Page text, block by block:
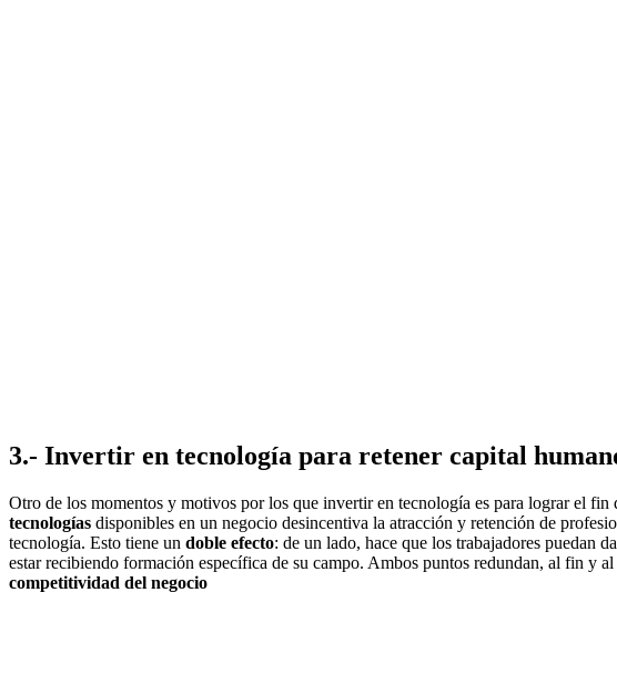
3.- Invertir en tecnología para retener capital
Otro de los momentos y motivos por los que invertir en tecnología es para lograr el fin
tecnologías disponibles en un negocio desincentiva la atracción y retención de
tecnología. Esto tiene un doble efecto: de un lado, hace que los trabajadores puedan
estar recibiendo formación específica de su campo. Ambos puntos redundan, al fin y
competitividad del negocio